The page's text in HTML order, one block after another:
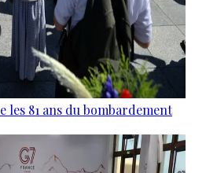
les 81 ans du bombardement